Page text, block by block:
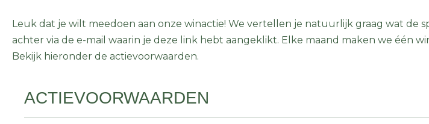
Leuk dat je wilt meedoen aan onze winactie! We vertellen je natuurlijk graag wat de
achter via de e-mail waarin je deze link hebt aangeklikt. Elke maand maken we één
Bekijk hieronder de actievoorwaarden.
ACTIEVOORWAARDEN